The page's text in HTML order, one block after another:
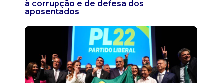
à corrupção e de defesa dos
aposentados